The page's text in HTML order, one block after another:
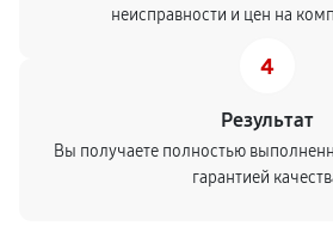
неисправности и цен на
4
Результат
Вы получаете полностью
гарантией